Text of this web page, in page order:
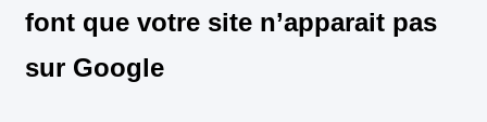
font que votre site n’apparait pas
sur Google